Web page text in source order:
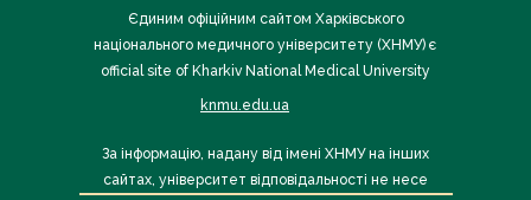
Єдиним офіційним сайтом Харківського
національного медичного університету (ХНМУ) є
official site of Kharkiv National Medical University
knmu.edu.ua
За інформацію, надану від імені ХНМУ на інших
сайтах, університет відповідальності не несе